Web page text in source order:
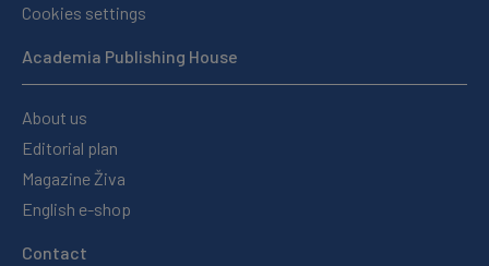
Cookies settings
Academia Publishing House
About us
Editorial plan
Magazine Živa
English e-shop
Contact